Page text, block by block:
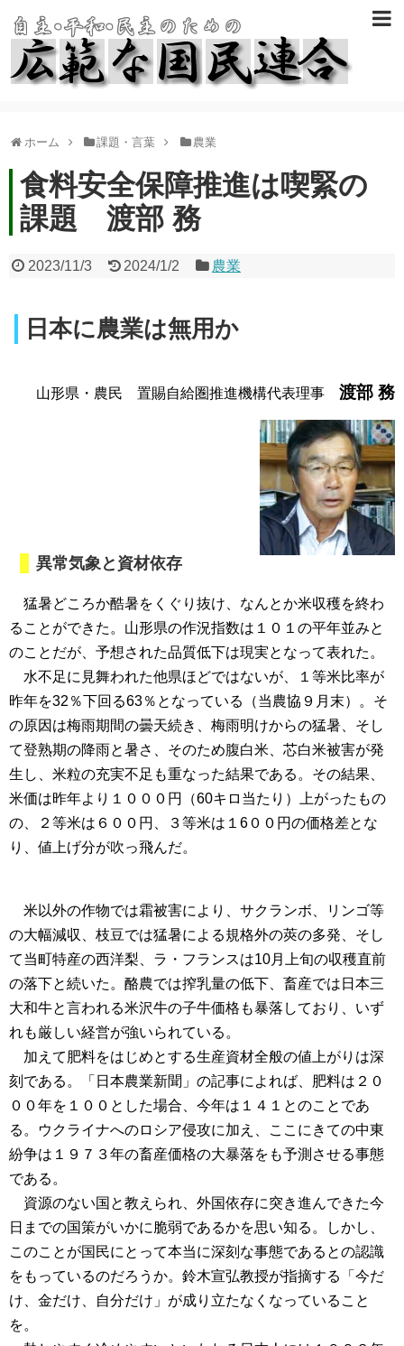
ホーム 課題・言葉 農業
食料安全保障推進は喫緊の
課題 渡部 務
2023/11/3 2024/1/2 農業
日本に農業は無用か
山形県・農民 置賜自給圏推進機構代表理事 渡部 務
異常気象と資材依存
猛暑どころか酷暑をくぐり抜け、なんとか米収穫を終わ
ることができた。山形県の作況指数は１０１の平年並みと
のことだが、予想された品質低下は現実となって表れた。
水不足に見舞われた他県ほどではないが、１等米比率が
昨年を32％下回る63％となっている（当農協９月末）。そ
の原因は梅雨期間の曇天続き、梅雨明けからの猛暑、そし
て登熟期の降雨と暑さ、そのため腹白米、芯白米被害が発
生し、米粒の充実不足も重なった結果である。その結果、
米価は昨年より１０００円（60キロ当たり）上がったもの
の、２等米は６００円、３等米は１6００円の価格差とな
り、値上げ分が吹っ飛んだ。
米以外の作物では霜被害により、サクランボ、リンゴ等
の大幅減収、枝豆では猛暑による規格外の莢の多発、そし
て当町特産の西洋梨、ラ・フランスは10月上旬の収穫直前
の落下と続いた。酪農では搾乳量の低下、畜産では日本三
大和牛と言われる米沢牛の子牛価格も暴落しており、いず
れも厳しい経営が強いられている。
加えて肥料をはじめとする生産資材全般の値上がりは深
刻である。「日本農業新聞」の記事によれば、肥料は２０
００年を１００とした場合、今年は１４１とのことであ
る。ウクライナへのロシア侵攻に加え、ここにきての中東
紛争は１９７３年の畜産価格の大暴落をも予測させる事態
である。
資源のない国と教えられ、外国依存に突き進んできた今
日までの国策がいかに脆弱であるかを思い知る。しかし、
このことが国民にとって本当に深刻な事態であるとの認識
をもっているのだろうか。鈴木宣弘教授が指摘する「今だ
け、金だけ、自分だけ」が成り立たなくなっていること
を。